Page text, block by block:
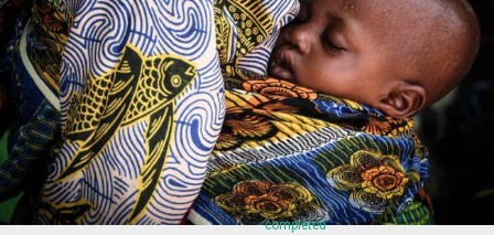
completed